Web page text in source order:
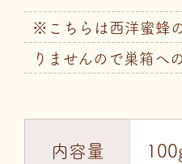
※こちらは西洋蜜蜂
りませんので巣箱へ
内容量